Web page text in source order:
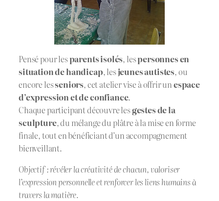
Pensé pour lesparents isolés, lespersonnes en
situation de handicap, lesjeunes autistes, ou
encore lesseniors, cet atelier vise à offrir unespace
d’expression et de confiance.
Chaque participant découvre lesgestes de la
sculpture, du mélange du plâtre à la mise en forme
finale, tout en bénéficiant d’un accompagnement
bienveillant.
Objectif : révéler la créativité de chacun, valoriser
l’expression personnelle et renforcer les liens humains à
travers la matière.